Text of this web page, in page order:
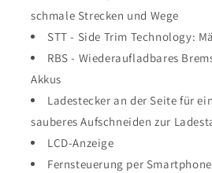
schmale Strecken und Wege
STT - Side Trim Technology:
RBS - Wiederaufladbares
Akkus
Ladestecker an der Seite für
sauberes Aufschneiden zur
LCD-Anzeige
Fernsteuerung per Smartphone